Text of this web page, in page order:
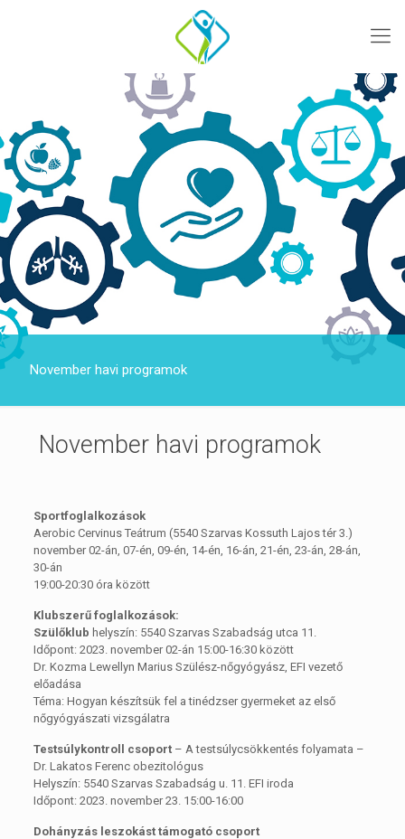
November havi programok
November havi programok
Sportfoglalkozások
Aerobic Cervinus Teátrum (5540 Szarvas Kossuth Lajos tér 3.)
november 02-án, 07-én, 09-én, 14-én, 16-án, 21-én, 23-án, 28-án,
30-án
19:00-20:30 óra között
Klubszerű foglalkozások:
Szülőklub helyszín: 5540 Szarvas Szabadság utca 11.
Időpont: 2023. november 02-án 15:00-16:30 között
Dr. Kozma Lewellyn Marius Szülész-nőgyógyász, EFI vezető
előadása
Téma: Hogyan készítsük fel a tinédzser gyermeket az első
nőgyógyászati vizsgálatra
Testsúlykontroll csoport– A testsúlycsökkentés folyamata –
Dr. Lakatos Ferenc obezitológus
Helyszín: 5540 Szarvas Szabadság u. 11. EFI iroda
Időpont: 2023. november 23. 15:00-16:00
Dohányzás leszokást támogató csoport